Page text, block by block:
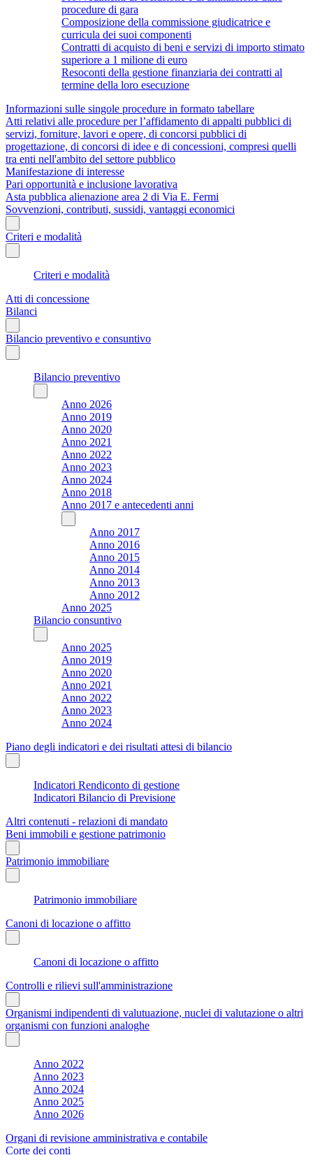
procedure di gara
Composizione della commissione giudicatrice e
curricula dei suoi componenti
Contratti di acquisto di beni e servizi di importo stimato
superiore a 1 milione di euro
Resoconti della gestione finanziaria dei contratti al
termine della loro esecuzione
Informazioni sulle singole procedure in formato tabellare
Atti relativi alle procedure per l’affidamento di appalti pubblici di
servizi, forniture, lavori e opere, di concorsi pubblici di
progettazione, di concorsi di idee e di concessioni, compresi quelli
tra enti nell'ambito del settore pubblico
Manifestazione di interesse
Pari opportunità e inclusione lavorativa
Asta pubblica alienazione area 2 di Via E. Fermi
Sovvenzioni, contributi, sussidi, vantaggi economici
Criteri e modalità
Criteri e modalità
Atti di concessione
Bilanci
Bilancio preventivo e consuntivo
Bilancio preventivo
Anno 2026
Anno 2019
Anno 2020
Anno 2021
Anno 2022
Anno 2023
Anno 2024
Anno 2018
Anno 2017 e antecedenti anni
Anno 2017
Anno 2016
Anno 2015
Anno 2014
Anno 2013
Anno 2012
Anno 2025
Bilancio consuntivo
Anno 2025
Anno 2019
Anno 2020
Anno 2021
Anno 2022
Anno 2023
Anno 2024
Piano degli indicatori e dei risultati attesi di bilancio
Indicatori Rendiconto di gestione
Indicatori Bilancio di Previsione
Altri contenuti - relazioni di mandato
Beni immobili e gestione patrimonio
Patrimonio immobiliare
Patrimonio immobiliare
Canoni di locazione o affitto
Canoni di locazione o affitto
Controlli e rilievi sull'amministrazione
Organismi indipendenti di valutuazione, nuclei di valutazione o altri
organismi con funzioni analoghe
Anno 2022
Anno 2023
Anno 2024
Anno 2025
Anno 2026
Organi di revisione amministrativa e contabile
Corte dei conti